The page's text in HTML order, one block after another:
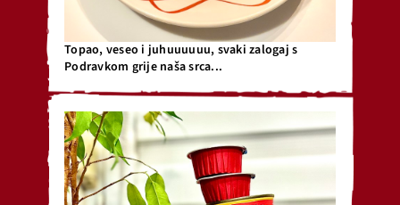
Topao, veseo i juhuuuuuu, svaki zalogaj s
Podravkom grije naša srca...